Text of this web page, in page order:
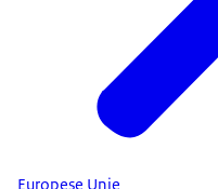
Europese Unie